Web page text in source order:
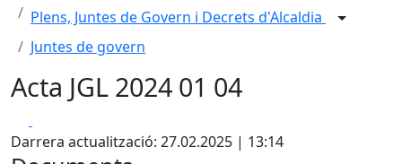
Plens, Juntes de Govern i Decrets d'Alcaldia
Juntes de govern
Acta JGL 2024 01 04
Darrera actualització: 27.02.2025 | 13:14